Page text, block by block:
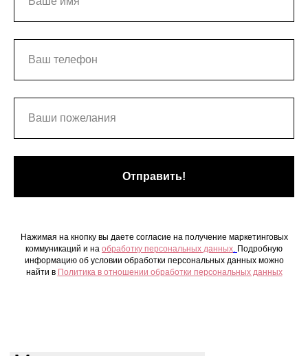
Отправить!
Нажимая на кнопку вы даете согласие на получение маркетинговых
коммуникаций и на обработку персональных данных Подробную
информацию об условии обработки персональных данных можно
найти в Политика в отношении обработки персональных данных